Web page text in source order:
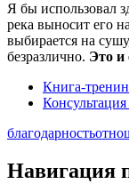
Я бы использовал
река выносит его
выбирается на
безразлично. Это и
Книга-
благодарность
Навигация